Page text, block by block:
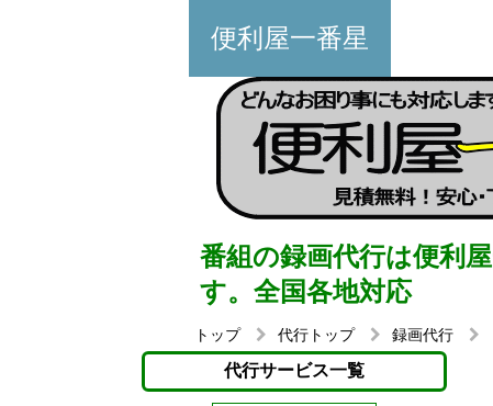
便利屋一番星
番組の録画代行は便利
す。全国各地対応
トップ 代行トップ 録画代行
代行サービス一覧